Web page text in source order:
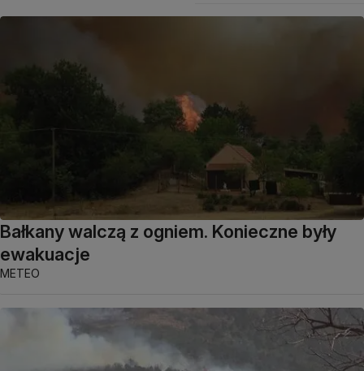
Bałkany walczą z ogniem. Konieczne były
ewakuacje
METEO